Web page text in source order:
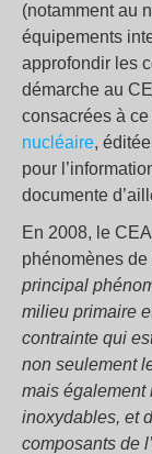
(notamment au
équipements
approfondir les
démarche au
consacrées à
nucléaire,
pour
documente
En 2008, le
phénomènes
principal
milieu primaire
contrainte qui
non seulement
mais également
inoxydables, et
composants de